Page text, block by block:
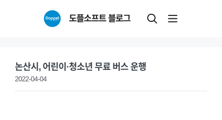
도플소프트 블로그
논산시, 어린이·청소년 무료 버스 운행
2022-04-04